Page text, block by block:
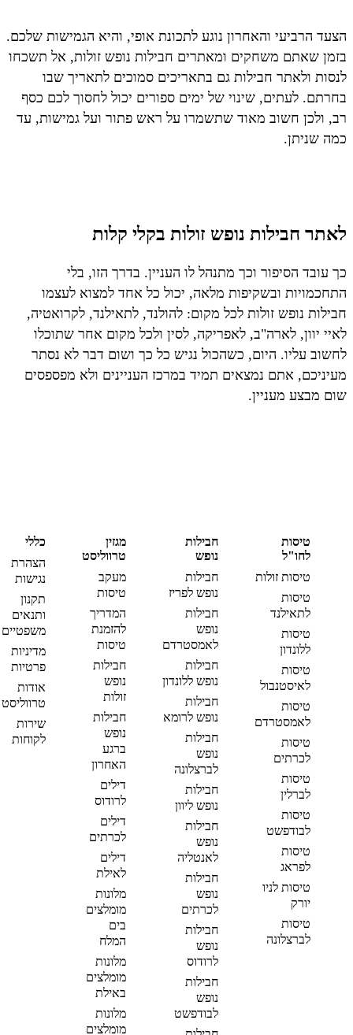
הצעד הרביעי והאחרון נוגע לתכונת אופי, והיא הגמישות שלכם.
בזמן שאתם משחקים ומאתרים חבילות נופש זולות, אל תשכחו
לנסות ולאתר חבילות גם בתאריכים סמוכים לתאריך שבו
בחרתם. לעתים, שינוי של ימים ספורים יכול לחסוך לכם כסף
רב, ולכן חשוב מאוד שתשמרו על ראש פתור ועל גמישות, עד
כמה שניתן.
לאתר חבילות נופש זולות בקלי קלות
כך עובד הסיפור וכך מתנהל לו העניין. בדרך הזו, בלי
התחכמויות ובשקיפות מלאה, יכול כל אחד למצוא לעצמו
חבילות נופש זולות לכל מקום: להולנד, לתאילנד, לקרואטיה,
לאיי יוון, לארה"ב, לאפריקה, לסין ולכל מקום אחר שתוכלו
לחשוב עליו. היום, כשהכול נגיש כל כך ושום דבר לא נסתר
מעיניכם, אתם נמצאים תמיד במרכז העניינים ולא מפספסים
שום מבצע מעניין.
טיסות
לחו"ל
טיסות זולות
טיסות
לתאילנד
טיסות
ללונדון
טיסות
לאיסטנבול
טיסות
לאמסטרדם
טיסות
לכרתים
טיסות
לברלין
טיסות
לבודפשט
טיסות
לפראג
טיסות לניו
יורק
טיסות
לברצלונה
חבילות
נופש
חבילות
נופש לפריז
חבילות
נופש
לאמסטרדם
חבילות
נופש ללונדון
חבילות
נופש לרומא
חבילות
נופש
לברצלונה
חבילות
נופש ליוון
חבילות
נופש
לאנטליה
חבילות
נופש
לכרתים
חבילות
נופש
לרודוס
חבילות
נופש
לבודפשט
מגזין
טרווליסט
מעקב
טיסות
המדריך
להזמנת
טיסות
חבילות
נופש
זולות
חבילות
נופש
ברגע
האחרון
דילים
לרודוס
דילים
לכרתים
דילים
לאילת
מלונות
מומלצים
בים
המלח
מלונות
מומלצים
באילת
מלונות
מומלצים
כללי
הצהרת
נגישות
תקנון
ותנאים
משפטיים
מדיניות
פרטיות
אודות
טרווליסט
שירות
לקוחות